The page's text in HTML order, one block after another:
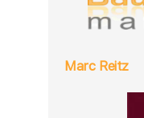
Marc Reitz